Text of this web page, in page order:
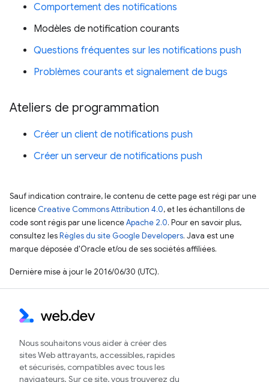
Comportement des notifications
Modèles de notification courants
Questions fréquentes sur les notifications push
Problèmes courants et signalement de bugs
Ateliers de programmation
Créer un client de notifications push
Créer un serveur de notifications push
Sauf indication contraire, le contenu de cette page est régi par une
licence Creative Commons Attribution 4.0, et les échantillons de
code sont régis par une licenceApache 2.0. Pour en savoir plus,
consultez lesRègles du site Google Developers. Java est une
marque déposée d'Oracle et/ou de ses sociétés affiliées.
Dernière mise à jour le 2016/06/30 (UTC).
Nous souhaitons vous aider à créer des
sites Web attrayants, accessibles, rapides
et sécurisés, compatibles avec tous les
navigateurs. Sur ce site, vous trouverez du